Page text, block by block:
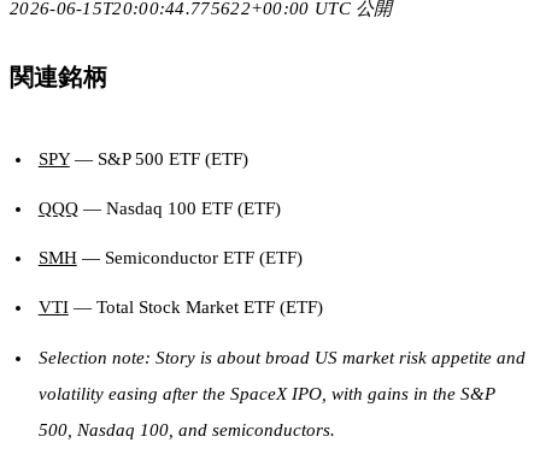
2026-06-15T20:00:44.775622+00:00 UTC 公開
関連銘柄
SPY— S&P 500 ETF (ETF)
QQQ— Nasdaq 100 ETF (ETF)
SMH— Semiconductor ETF (ETF)
VTI— Total Stock Market ETF (ETF)
Selection note: Story is about broad US market risk appetite and
volatility easing after the SpaceX IPO, with gains in the S&P
500, Nasdaq 100, and semiconductors.